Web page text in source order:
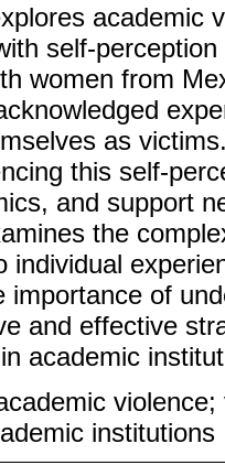
academic
self-
women from
as
this self-
and support
the
individual
importance of
and effective
academic
institutions